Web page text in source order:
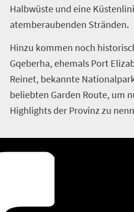
Halbwüste und eine
atemberaubenden Stränden.
Hinzu kommen noch
Gqeberha, ehemals Port
Reinet, bekannte
beliebten Garden Route, um
Highlights der Provinz zu